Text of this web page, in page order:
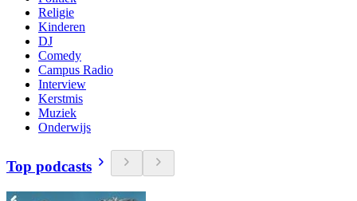
Religie
Kinderen
DJ
Comedy
Campus Radio
Interview
Kerstmis
Muziek
Onderwijs
Top podcasts